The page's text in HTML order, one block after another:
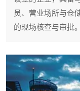
员、营业场所与仓
的现场核查与审批。